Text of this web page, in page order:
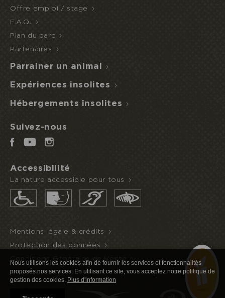
Offre emploi / stage
F.A.Q.
Plan du parc
Partenaires
Parrainer un animal
Expériences insolites
Hébergements insolites
Suivez-nous
Accessibilité
La nature accessible pour tous
Mentions légale & crédits
Protection des données
Nous contacter
ECOPARC INSOLITE
Je réserve ou offre un séjour
Nous utilisons les cookies afin de fournir les services et fonctionnalités
proposés nos services. En utilisant ce site, vous acceptez notre politique de
gestion des cookies. Plus d'information